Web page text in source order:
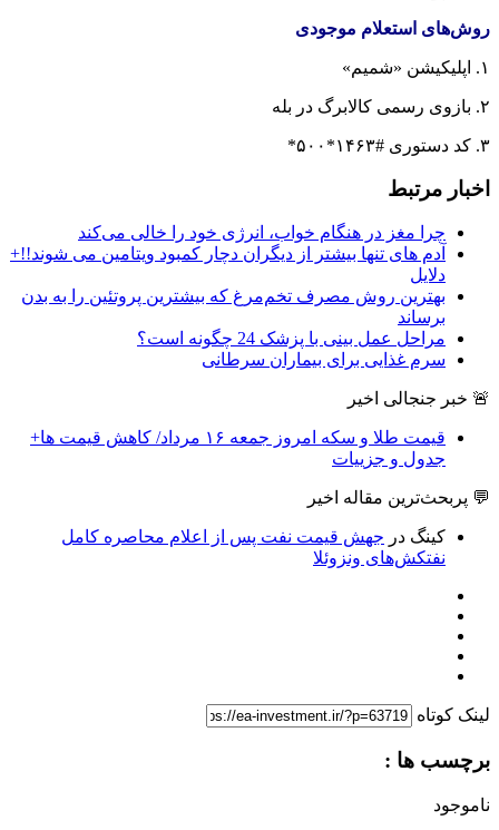
روش‌های استعلام موجودی
۱. اپلیکیشن «شمیم»
۲. بازوی رسمی کالابرگ در بله
۳. کد دستوری #۱۴۶۳*۵۰۰*
اخبار مرتبط
چرا مغز در هنگام خواب، انرژی خود را خالی می‌کند
آدم های تنها بیشتر از دیگران دچار کمبود ویتامین می شوند!!+
دلایل
بهترین روش مصرف تخم‌مرغ که بیشترین پروتئین را به بدن
برساند
مراحل عمل بینی با پزشک 24 چگونه است؟
سرم غذایی برای بیماران سرطانی
🚨 خبر جنجالی اخیر
قیمت طلا و سکه امروز جمعه ۱۶ مرداد/ کاهش قیمت ها+
جدول و جزییات
💬 پربحث‌ترین مقاله اخیر
کینگ در جهش قیمت نفت پس از اعلام محاصره کامل
نفتکش‌های ونزوئلا
لینک کوتاه
برچسب ها :
ناموجود